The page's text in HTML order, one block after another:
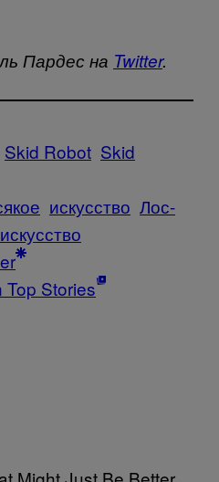
Пардес на Twitter.
Skid Robot Skid
искусство Лос-
Top Stories